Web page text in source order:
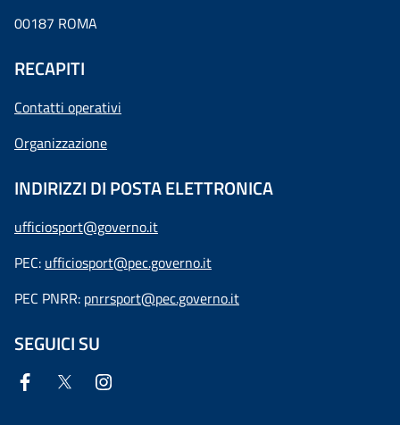
00187 ROMA
RECAPITI
Contatti operativi
Organizzazione
INDIRIZZI DI POSTA ELETTRONICA
ufficiosport@governo.it
PEC: ufficiosport@pec.governo.it
PEC PNRR: pnrrsport@pec.governo.it
SEGUICI SU